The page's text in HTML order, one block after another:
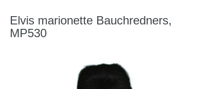
Elvis marionette Bauchredners,
MP530